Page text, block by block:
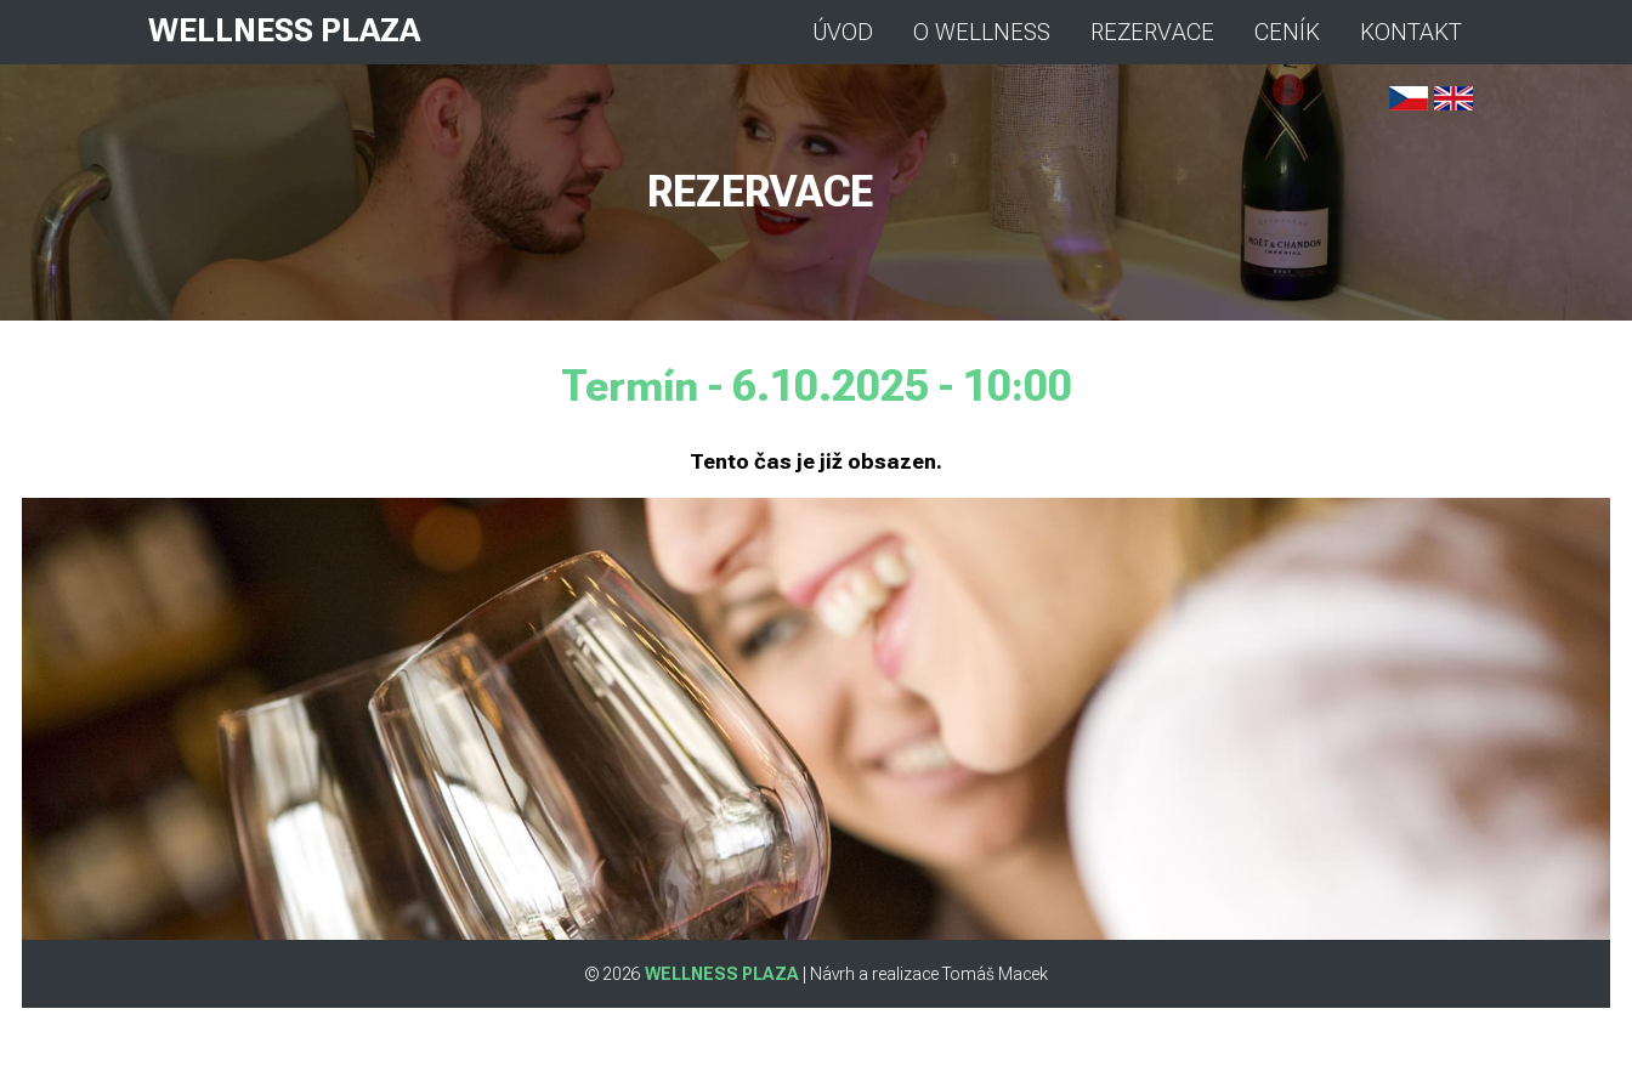
WELLNESS PLAZA ÚVOD O WELLNESS REZERVACE CENÍK KONTAKT
REZERVACE
Termín - 6.10.2025 - 10:00
Tento čas je již obsazen.
© 2026 WELLNESS PLAZA| Návrh a realizace Tomáš Macek